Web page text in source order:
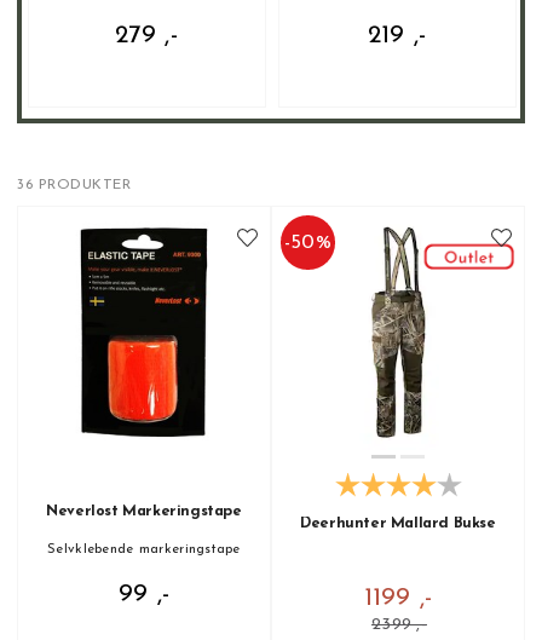
279 ,- 219 ,-
36 PRODUKTER
Neverlost Markeringstape
Selvklebende markeringstape
99 ,-
-50%
Deerhunter Mallard Bukse
1199 ,-
2399 ,-